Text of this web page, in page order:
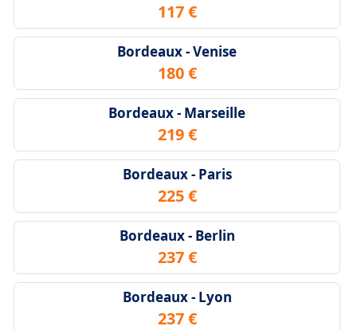
117 €
Bordeaux - Venise
180 €
Bordeaux - Marseille
219 €
Bordeaux - Paris
225 €
Bordeaux - Berlin
237 €
Bordeaux - Lyon
237 €